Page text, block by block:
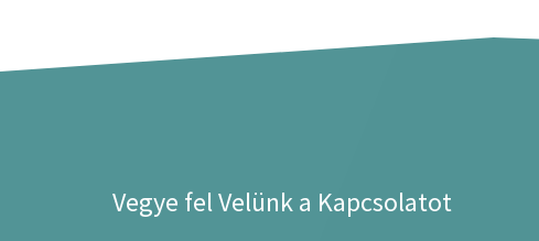
Vegye fel Velünk a Kapcsolatot